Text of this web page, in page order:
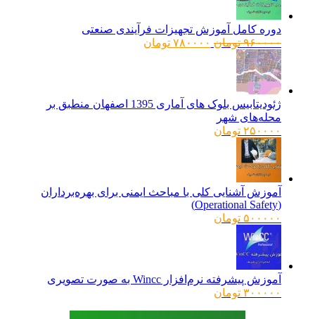
دوره کامل آموزش تجهیزات فرآیندی صنعتی
۹۶۰۰۰۰ تومانقیمت
۷۸۰۰۰۰ تومانقیمت
ژئودیتابیس بلوک های آماری 1395 اصفهان منطبق بر
محله‌های شهر
۲۵۰۰۰۰ تومان
آموزش آشنایی کلی با مباحث ایمنی برای بهره‌برداران
۵۰۰۰۰۰ تومان
آموزش پیشرفته نرم‌افزار Wincc به صورت تصویری
۳۰۰۰۰۰ تومان